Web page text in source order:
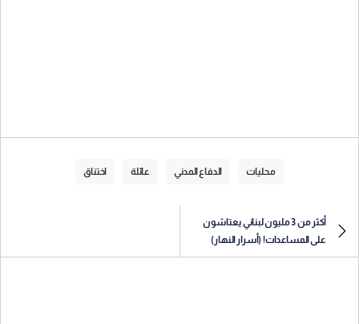
محليات الدفاع المدني عائلة اختناق
أكثر من 3 مليون لبناني يعتاشون
على المساعدات! (أسرار النهار)